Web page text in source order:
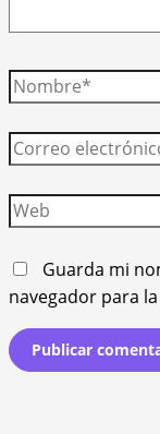
Nombre*
Correo
electrónico*
Web
Guarda mi
navegador para